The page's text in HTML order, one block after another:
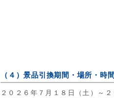
（４）景品引換期間・場所・時間
２０２６年７月１８日（土）～